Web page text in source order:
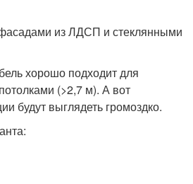
из ЛДСП и стеклянными
хорошо подходит для
(>2,7 м). А вот
будут выглядеть громоздко.